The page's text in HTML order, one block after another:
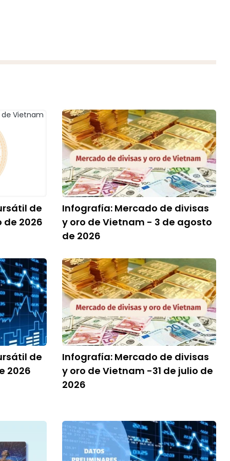
de
2026
Infografía: Mercado de divisas
y oro de Vietnam - 3 de agosto
de 2026
de
2026
Infografía: Mercado de divisas
y oro de Vietnam -31 de julio de
2026